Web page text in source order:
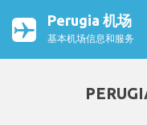
Perugia 机场
基本机场信息和服务